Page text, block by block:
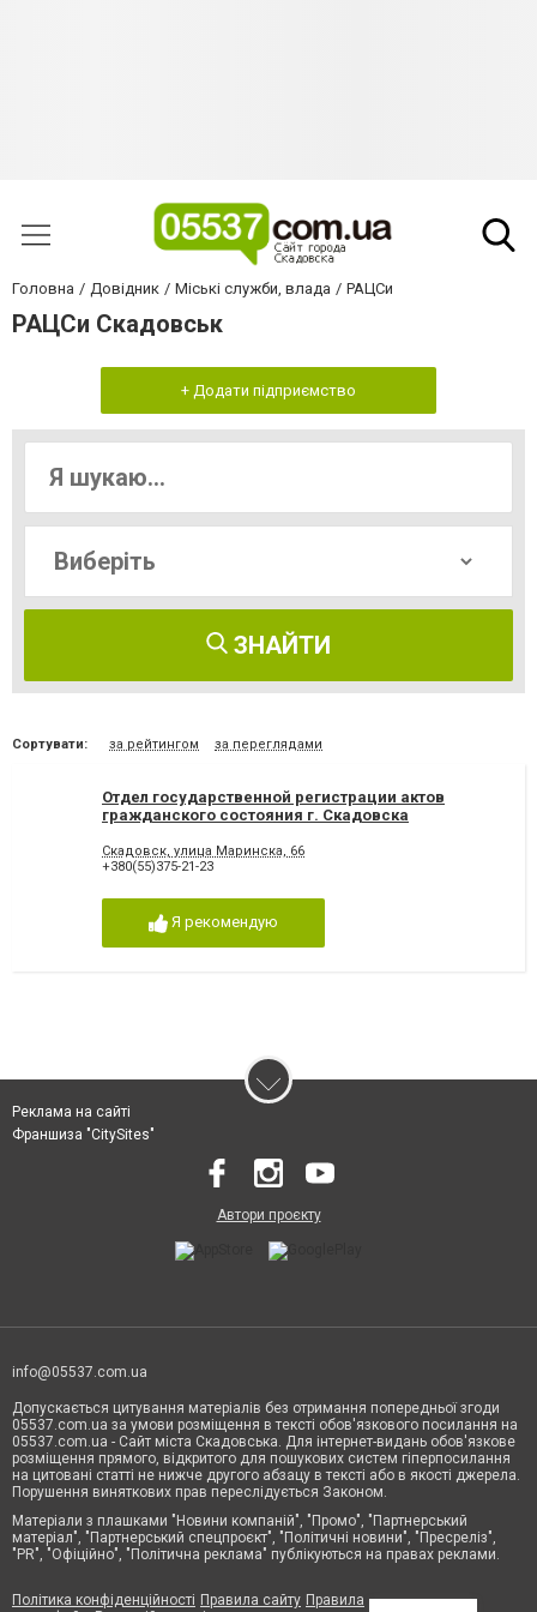
Головна Довідник Міські служби, влада РАЦСи
РАЦСи Скадовськ
+ Додати підприємство
ЗНАЙТИ
Сортувати: за рейтингом за переглядами
Отдел государственной регистрации актов
гражданского состояния г. Скадовска
Скадовск, улица Маринска, 66
+380(55)375-21-23
Я рекомендую
Реклама на сайті
Франшиза "CitySites"
Автори проєкту
info@05537.com.ua
Допускається цитування матеріалів без отримання попередньої згоди
05537.com.ua за умови розміщення в тексті обов'язкового посилання на
05537.com.ua - Сайт міста Скадовська. Для інтернет-видань обов'язкове
розміщення прямого, відкритого для пошукових систем гіперпосилання
на цитовані статті не нижче другого абзацу в тексті або в якості джерела.
Порушення виняткових прав переслідується Законом.
Матеріали з плашками "Новини компаній", "Промо", "Партнерський
матеріал", "Партнерський спецпроєкт", "Політичні новини", "Пресреліз",
"PR", "Офіційно", "Політична реклама" публікуються на правах реклами.
Політика конфіденційності Правила сайту Правила